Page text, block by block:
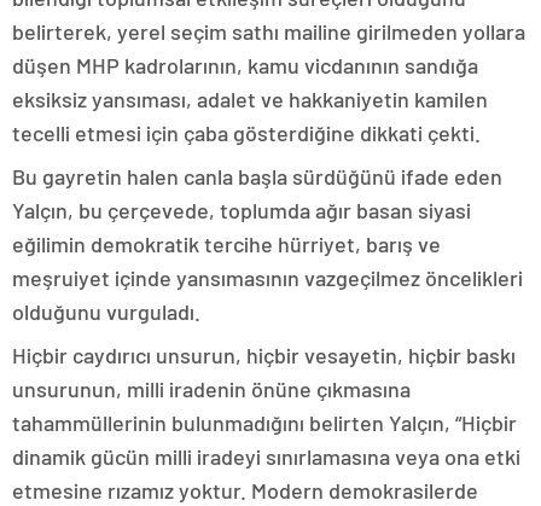
belirterek, yerel seçim sathı mailine girilmeden yollara
düşen MHP kadrolarının, kamu vicdanının sandığa
eksiksiz yansıması, adalet ve hakkaniyetin kamilen
tecelli etmesi için çaba gösterdiğine dikkati çekti.
Bu gayretin halen canla başla sürdüğünü ifade eden
Yalçın, bu çerçevede, toplumda ağır basan siyasi
eğilimin demokratik tercihe hürriyet, barış ve
meşruiyet içinde yansımasının vazgeçilmez öncelikleri
olduğunu vurguladı.
Hiçbir caydırıcı unsurun, hiçbir vesayetin, hiçbir baskı
unsurunun, milli iradenin önüne çıkmasına
tahammüllerinin bulunmadığını belirten Yalçın, “Hiçbir
dinamik gücün milli iradeyi sınırlamasına veya ona etki
etmesine rızamız yoktur. Modern demokrasilerde